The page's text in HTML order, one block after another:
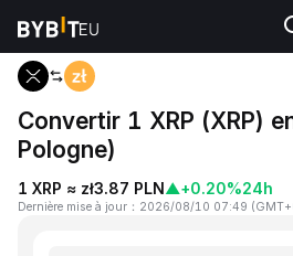
Accueil XRP to PLN
Convertir 1 XRP (XRP)
Pologne)
1 XRP ≈ zł3.87 PLN▲+0.20%24h
Dernière mise à jour ： 2026/08/10 07:49 (